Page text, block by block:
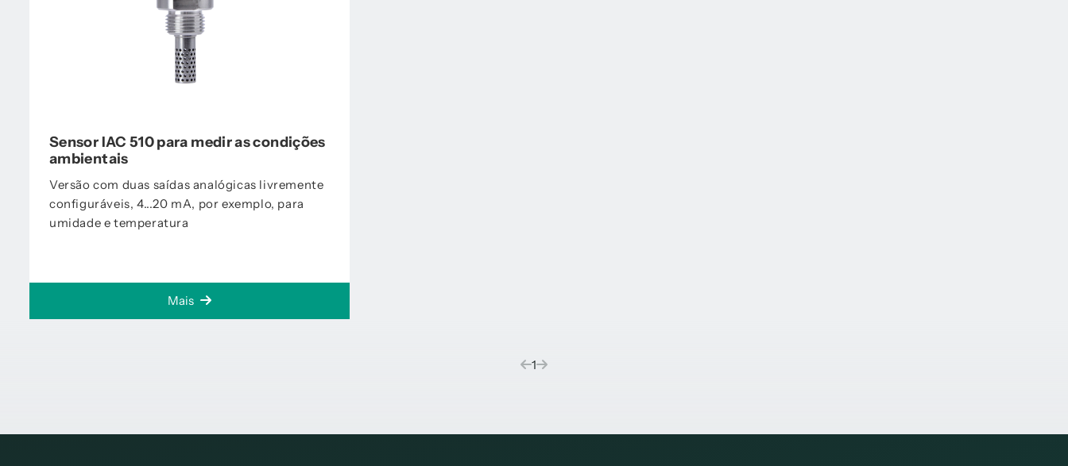
Sensor IAC 510 para medir as condições
ambientais
Versão com duas saídas analógicas livremente
configuráveis, 4...20 mA, por exemplo, para
umidade e temperatura
Mais
1(current)